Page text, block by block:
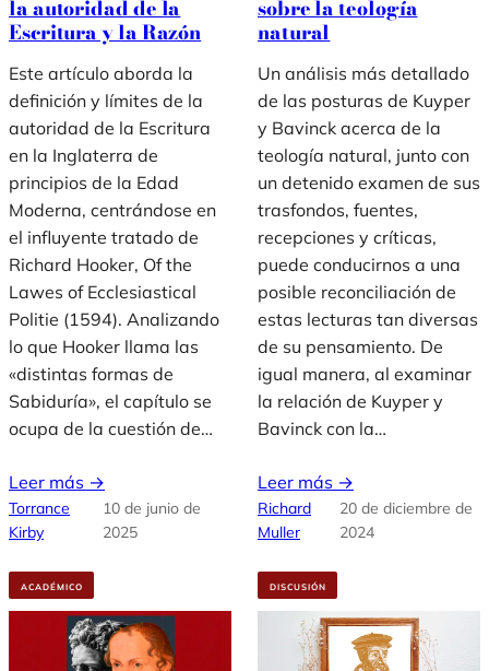
la autoridad de la
Escritura y la Razón
Este artículo aborda la
definición y límites de la
autoridad de la Escritura
en la Inglaterra de
principios de la Edad
Moderna, centrándose en
el influyente tratado de
Richard Hooker, Of the
Lawes of Ecclesiastical
Politie (1594). Analizando
lo que Hooker llama las
«distintas formas de
Sabiduría», el capítulo se
ocupa de la cuestión de…
Leer más →
Torrance
Kirby
10 de junio de
2025
sobre la teología
natural
Un análisis más detallado
de las posturas de Kuyper
y Bavinck acerca de la
teología natural, junto con
un detenido examen de sus
trasfondos, fuentes,
recepciones y críticas,
puede conducirnos a una
posible reconciliación de
estas lecturas tan diversas
de su pensamiento. De
igual manera, al examinar
la relación de Kuyper y
Bavinck con la…
Leer más →
Richard
Muller
20 de diciembre de
2024
ACADÉMICO DISCUSIÓN